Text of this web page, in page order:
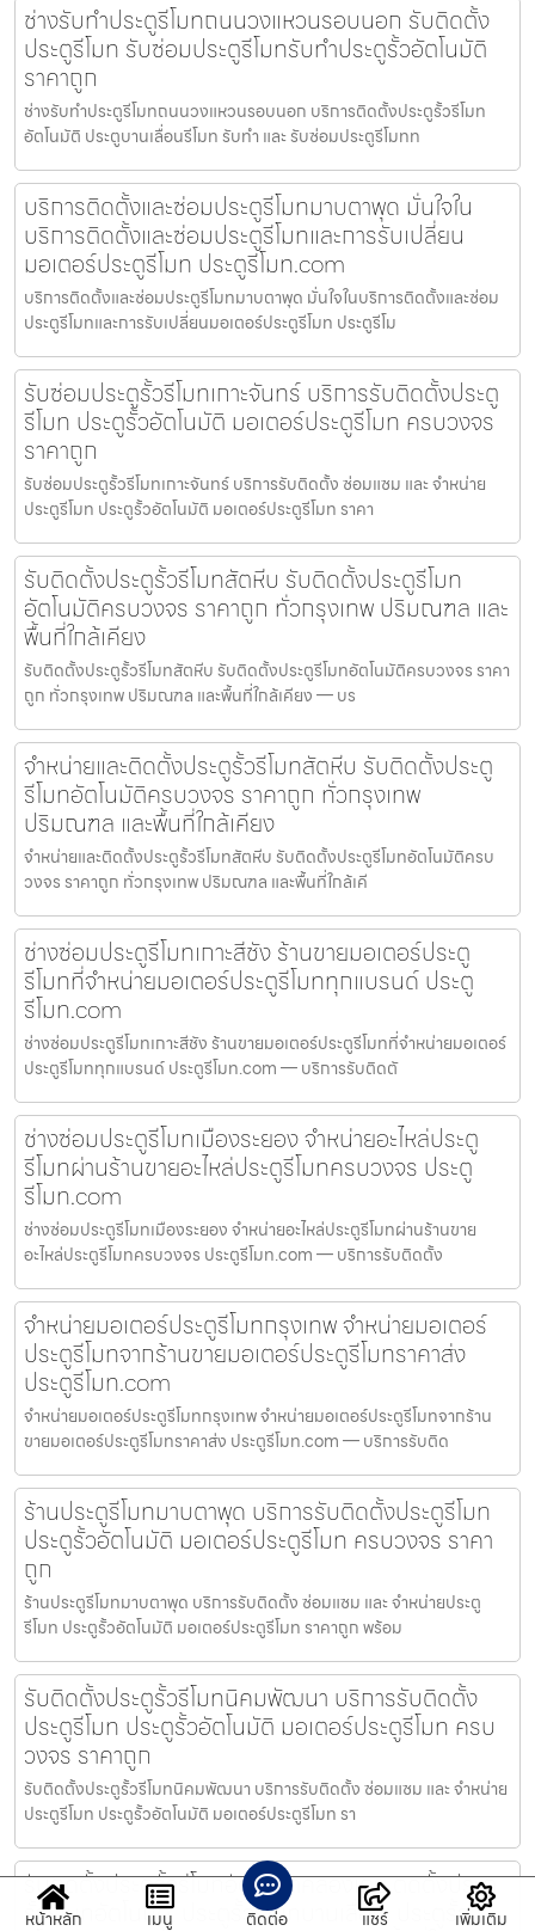
ช่างรับทำประตูรีโมทถนนวงแหวนรอบนอก รับติดตั้ง
ประตูรีโมท รับซ่อมประตูรีโมทรับทำประตูรั้วอัตโนมัติ
ราคาถูก
ช่างรับทำประตูรีโมทถนนวงแหวนรอบนอก บริการติดตั้งประตูรั้วรีโมท
อัตโนมัติ ประตูบานเลื่อนรีโมท รับทำ และ รับซ่อมประตูรีโมทท
บริการติดตั้งและซ่อมประตูรีโมทมาบตาพุด มั่นใจใน
บริการติดตั้งและซ่อมประตูรีโมทและการรับเปลี่ยน
มอเตอร์ประตูรีโมท ประตูรีโมท.com
บริการติดตั้งและซ่อมประตูรีโมทมาบตาพุด มั่นใจในบริการติดตั้งและซ่อม
ประตูรีโมทและการรับเปลี่ยนมอเตอร์ประตูรีโมท ประตูรีโม
รับซ่อมประตูรั้วรีโมทเกาะจันทร์ บริการรับติดตั้งประตู
รีโมท ประตูรั้วอัตโนมัติ มอเตอร์ประตูรีโมท ครบวงจร
ราคาถูก
รับซ่อมประตูรั้วรีโมทเกาะจันทร์ บริการรับติดตั้ง ซ่อมแซม และ จำหน่าย
ประตูรีโมท ประตูรั้วอัตโนมัติ มอเตอร์ประตูรีโมท ราคา
รับติดตั้งประตูรั้วรีโมทสัตหีบ รับติดตั้งประตูรีโมท
อัตโนมัติครบวงจร ราคาถูก ทั่วกรุงเทพ ปริมณฑล และ
พื้นที่ใกล้เคียง
รับติดตั้งประตูรั้วรีโมทสัตหีบ รับติดตั้งประตูรีโมทอัตโนมัติครบวงจร ราคา
ถูก ทั่วกรุงเทพ ปริมณฑล และพื้นที่ใกล้เคียง — บร
จำหน่ายและติดตั้งประตูรั้วรีโมทสัตหีบ รับติดตั้งประตู
รีโมทอัตโนมัติครบวงจร ราคาถูก ทั่วกรุงเทพ
ปริมณฑล และพื้นที่ใกล้เคียง
จำหน่ายและติดตั้งประตูรั้วรีโมทสัตหีบ รับติดตั้งประตูรีโมทอัตโนมัติครบ
วงจร ราคาถูก ทั่วกรุงเทพ ปริมณฑล และพื้นที่ใกล้เคี
ช่างซ่อมประตูรีโมทเกาะสีชัง ร้านขายมอเตอร์ประตู
รีโมทที่จำหน่ายมอเตอร์ประตูรีโมททุกแบรนด์ ประตู
รีโมท.com
ช่างซ่อมประตูรีโมทเกาะสีชัง ร้านขายมอเตอร์ประตูรีโมทที่จำหน่ายมอเตอร์
ประตูรีโมททุกแบรนด์ ประตูรีโมท.com — บริการรับติดตั
ช่างซ่อมประตูรีโมทเมืองระยอง จำหน่ายอะไหล่ประตู
รีโมทผ่านร้านขายอะไหล่ประตูรีโมทครบวงจร ประตู
รีโมท.com
ช่างซ่อมประตูรีโมทเมืองระยอง จำหน่ายอะไหล่ประตูรีโมทผ่านร้านขาย
อะไหล่ประตูรีโมทครบวงจร ประตูรีโมท.com — บริการรับติดตั้ง
จำหน่ายมอเตอร์ประตูรีโมทกรุงเทพ จำหน่ายมอเตอร์
ประตูรีโมทจากร้านขายมอเตอร์ประตูรีโมทราคาส่ง
ประตูรีโมท.com
จำหน่ายมอเตอร์ประตูรีโมทกรุงเทพ จำหน่ายมอเตอร์ประตูรีโมทจากร้าน
ขายมอเตอร์ประตูรีโมทราคาส่ง ประตูรีโมท.com — บริการรับติด
ร้านประตูรีโมทมาบตาพุด บริการรับติดตั้งประตูรีโมท
ประตูรั้วอัตโนมัติ มอเตอร์ประตูรีโมท ครบวงจร ราคา
ถูก
ร้านประตูรีโมทมาบตาพุด บริการรับติดตั้ง ซ่อมแซม และ จำหน่ายประตู
รีโมท ประตูรั้วอัตโนมัติ มอเตอร์ประตูรีโมท ราคาถูก พร้อม
รับติดตั้งประตูรั้วรีโมทนิคมพัฒนา บริการรับติดตั้ง
ประตูรีโมท ประตูรั้วอัตโนมัติ มอเตอร์ประตูรีโมท ครบ
วงจร ราคาถูก
รับติดตั้งประตูรั้วรีโมทนิคมพัฒนา บริการรับติดตั้ง ซ่อมแซม และ จำหน่าย
ประตูรีโมท ประตูรั้วอัตโนมัติ มอเตอร์ประตูรีโมท รา
รับติดตั้งประตูรั้วรีโมทอัตโนมัติคลองเตย ติดตั้งประตู
รั้วรีโมทอัตโนมัติ, ประตูรั้วรีโมทบานเลื่อน, ประตูรั้ว
หน้าหลัก เมนู ติดต่อ แชร์ เพิ่มเติม